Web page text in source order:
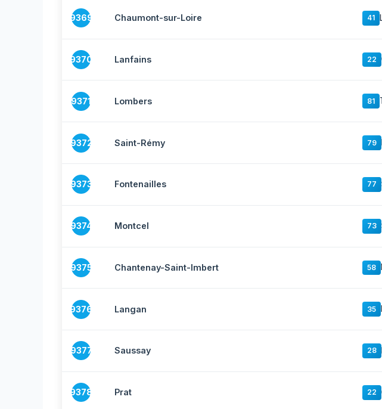
9369 Chaumont-sur-Loire 41
9370 Lanfains 22
9371 Lombers 81
9372 Saint-Rémy 79
9373 Fontenailles 77
9374 Montcel 73
9375 Chantenay-Saint-Imbert 58
9376 Langan 35
9377 Saussay 28
9378 Prat 22